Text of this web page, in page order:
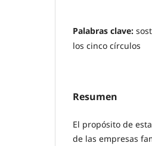
Palabras clave:
los cinco círculos
Resumen
El propósito de
de las empresas